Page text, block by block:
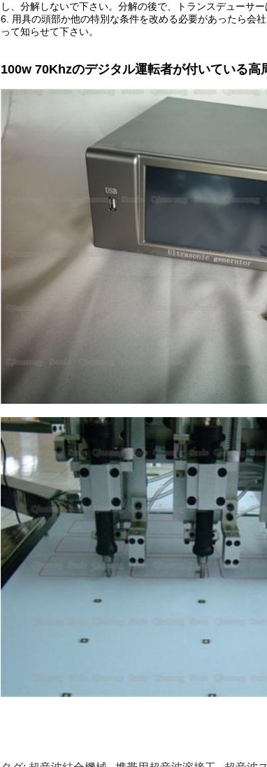
し、分解しないで下さい。分解の後で、トランスデューサー
6.
用具の頭部か他の特別な条件を改める必要があったら会
って知らせて下さい。
100w 70Khzのデジタル運転者が付いている